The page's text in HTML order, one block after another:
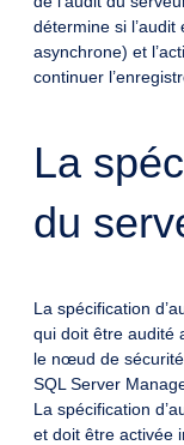
détermine si
asynchrone) et
continuer
La
du
La spécification
qui doit être audité
le nœud de
SQL Server
La spécification
et doit être activée